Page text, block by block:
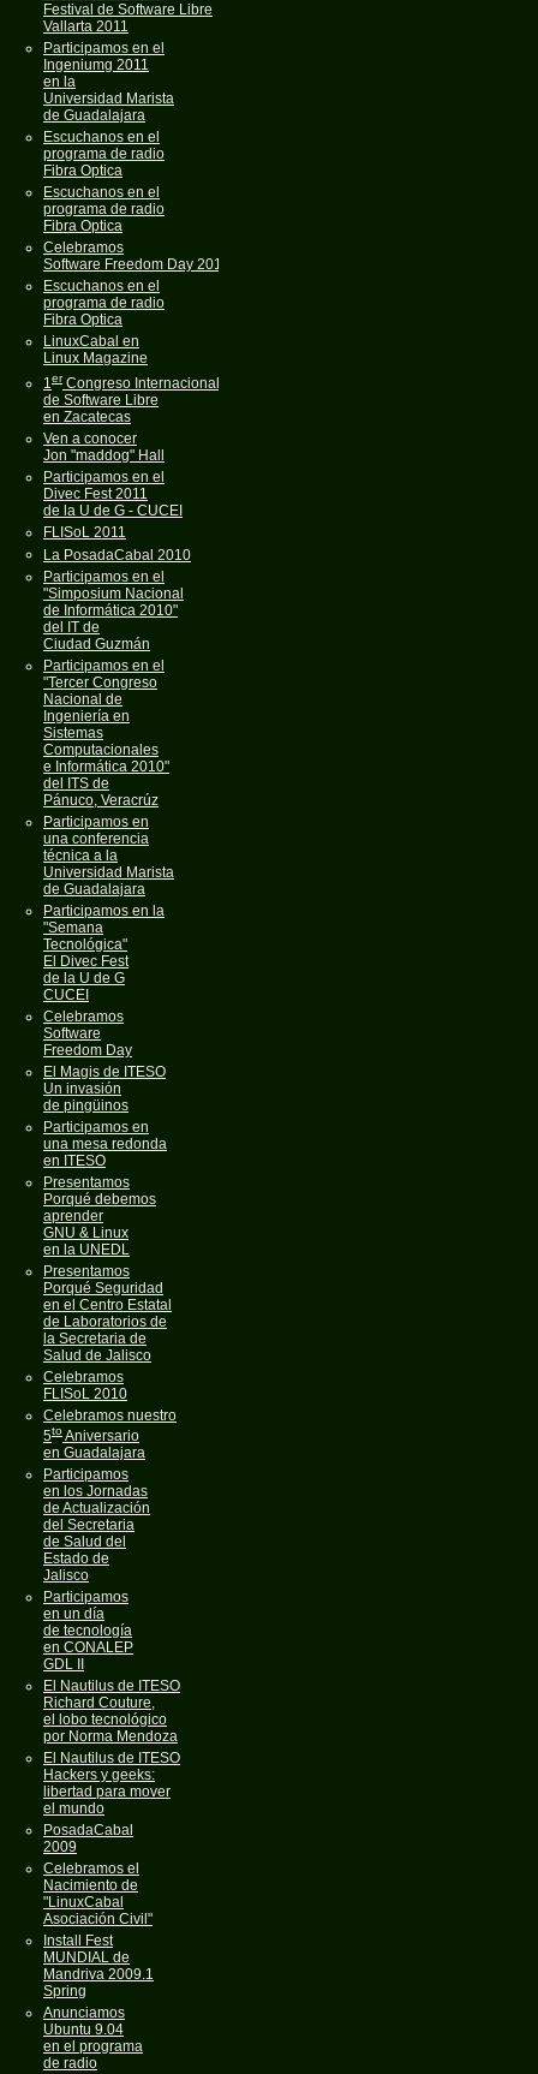
Festival de Software Libre
Vallarta 2011
Participamos en el
Ingeniumg 2011
en la
Universidad Marista
de Guadalajara
Escuchanos en el
programa de radio
Fibra Optica
Escuchanos en el
programa de radio
Fibra Optica
Celebramos
Software Freedom Day 2011
Escuchanos en el
programa de radio
Fibra Optica
LinuxCabal en
Linux Magazine
1er Congreso Internacional
de Software Libre
en Zacatecas
Ven a conocer
Jon "maddog" Hall
Participamos en el
Divec Fest 2011
de la U de G - CUCEI
FLISoL 2011
La PosadaCabal 2010
Participamos en el
"Simposium Nacional
de Informática 2010"
del IT de
Ciudad Guzmán
Participamos en el
"Tercer Congreso
Nacional de
Ingeniería en
Sistemas
Computacionales
e Informática 2010"
del ITS de
Pánuco, Veracrúz
Participamos en
una conferencia
técnica a la
Universidad Marista
de Guadalajara
Participamos en la
"Semana
Tecnológica"
El Divec Fest
de la U de G
CUCEI
Celebramos
Software
Freedom Day
El Magis de ITESO
Un invasión
de pingüinos
Participamos en
una mesa redonda
en ITESO
Presentamos
Porqué debemos
aprender
GNU & Linux
en la UNEDL
Presentamos
Porqué Seguridad
en el Centro Estatal
de Laboratorios de
la Secretaria de
Salud de Jalisco
Celebramos
FLISoL 2010
Celebramos nuestro
5toAniversario
en Guadalajara
Participamos
en los Jornadas
de Actualización
del Secretaria
de Salud del
Estado de
Jalisco
Participamos
en un día
de tecnología
en CONALEP
GDL II
El Nautilus de ITESO
Richard Couture,
el lobo tecnológico
por Norma Mendoza
El Nautilus de ITESO
Hackers y geeks:
libertad para mover
el mundo
PosadaCabal
2009
Celebramos el
Nacimiento de
"LinuxCabal
Asociación Civil"
Install Fest
MUNDIAL de
Mandriva 2009.1
Spring
Anunciamos
Ubuntu 9.04
en el programa
de radio